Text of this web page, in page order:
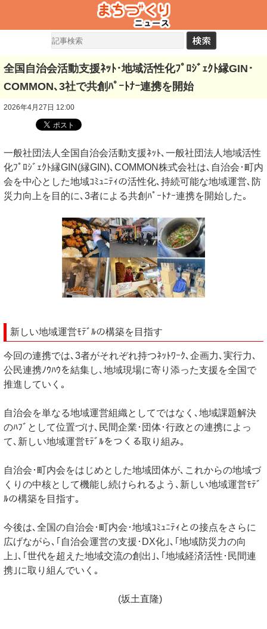
全国自治会活動支援ﾈｯﾄ･地域活性化ﾌﾟﾛｼﾞｪｸﾄ縁GIN･
COMMON､3社で共創ﾊﾟｰﾄﾅｰ連携を開始
2026年4月27日 12:00
一般社団法人全国自治会活動支援ﾈｯﾄ､一般社団法人地域活性
化ﾌﾟﾛｼﾞｪｸﾄ縁GIN(縁GIN)､COMMON株式会社は､自治会･町内
会を中心とした地域ｺﾐｭﾆﾃｨの活性化､持続可能な地域運営､防
災力向上を目的に､3者による共創ﾊﾟｰﾄﾅｰ連携を開始した｡
新しい地域運営ﾓﾃﾞﾙの構築を目指す
今回の連携では､3者がそれぞれ持つﾈｯﾄﾜｰｸ､企画力､実行力､
公民連携ﾉｳﾊｳを結集し､地域現場に寄り添った支援を全国で
推進していく｡
自治会を単なる地域運営組織としてではなく､地域課題解決
のﾊﾌﾞとして位置づけ､民間企業･団体･行政との連携によっ
て､新しい地域運営ﾓﾃﾞﾙをつくる取り組み｡
自治会･町内会をはじめとした地域団体が､これからの地域づ
くりの中核として機能し続けられるよう､新しい地域運営ﾓﾃﾞ
ﾙの構築を目指す｡
今後は､全国の自治会･町内会･地域ｺﾐｭﾆﾃｨとの接点をさらに
広げながら､｢自治会運営の支援･DX化｣､｢地域防災力の向
上｣､｢世代を超えた地域交流の創出｣､｢地域経済活性･民間連
携｣に取り組んでいく｡
(坂土直隆)